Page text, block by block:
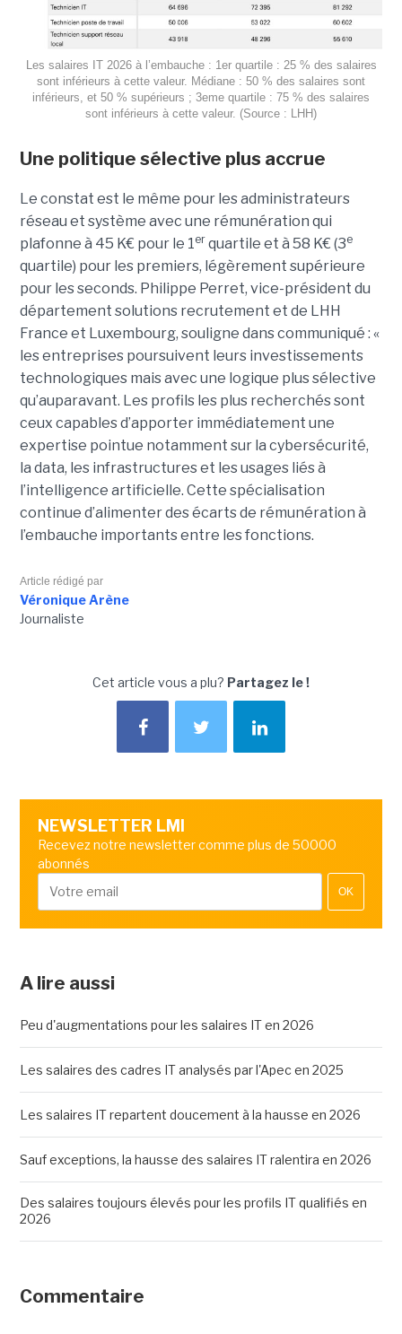
Les salaires IT 2026 à l’embauche : 1er quartile : 25 % des salaires
sont inférieurs à cette valeur. Médiane : 50 % des salaires sont
inférieurs, et 50 % supérieurs ; 3eme quartile : 75 % des salaires
sont inférieurs à cette valeur. (Source : LHH)
Une politique sélective plus accrue
Le constat est le même pour les administrateurs
réseau et système avec une rémunération qui
plafonne à 45 K€ pour le 1 erquartile et à 58 K€ (3e
quartile) pour les premiers, légèrement supérieure
pour les seconds. Philippe Perret, vice-président du
département solutions recrutement et de LHH
France et Luxembourg, souligne dans communiqué : «
les entreprises poursuivent leurs investissements
technologiques mais avec une logique plus sélective
qu’auparavant. Les profils les plus recherchés sont
ceux capables d’apporter immédiatement une
expertise pointue notamment sur la cybersécurité,
la data, les infrastructures et les usages liés à
l’intelligence artificielle. Cette spécialisation
continue d’alimenter des écarts de rémunération à
l’embauche importants entre les fonctions.
Article rédigé par
Véronique Arène
Journaliste
Cet article vous a plu? Partagez le !
NEWSLETTER LMI
Recevez notre newsletter comme plus de 50000
abonnés
OK
A lire aussi
Peu d'augmentations pour les salaires IT en 2026
Les salaires des cadres IT analysés par l'Apec en 2025
Les salaires IT repartent doucement à la hausse en 2026
Sauf exceptions, la hausse des salaires IT ralentira en 2026
Des salaires toujours élevés pour les profils IT qualifiés en
2026
Commentaire